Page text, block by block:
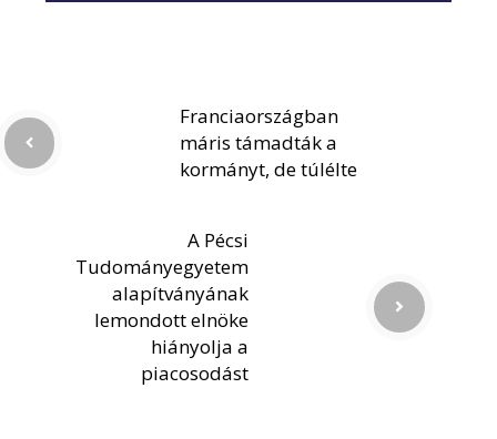
Franciaországban
máris támadták a
kormányt, de túlélte
A Pécsi
Tudományegyetem
alapítványának
lemondott elnöke
hiányolja a
piacosodást